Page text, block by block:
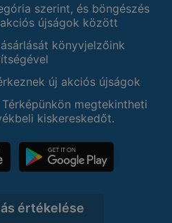
szerint, és böngészés
újságok között
könyvjelzőink
új akciós újságok
megtekintheti
kiskereskedőt.
értékelése